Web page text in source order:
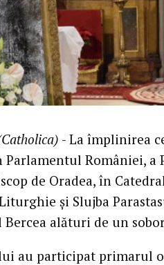
- La împlinirea
României, a
de Oradea, în
și Slujba
alături de un
au participat primarul